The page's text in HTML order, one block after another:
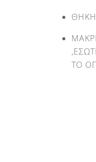
ποσότητα
ΘΗΚΗ
ΤΟ